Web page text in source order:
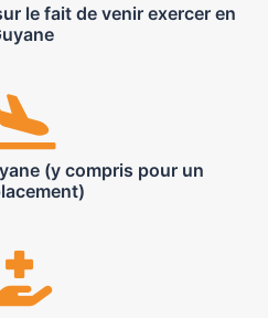
le fait de venir exercer en
(y compris pour un